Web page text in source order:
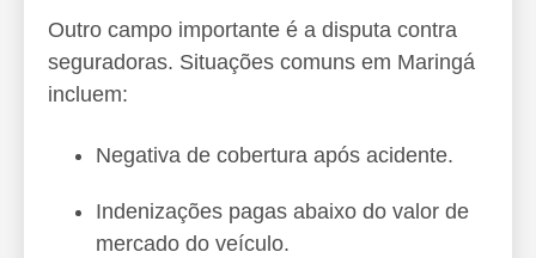
Outro campo importante é a disputa contra
seguradoras. Situações comuns em Maringá
incluem:
Negativa de cobertura após acidente.
Indenizações pagas abaixo do valor de
mercado do veículo.